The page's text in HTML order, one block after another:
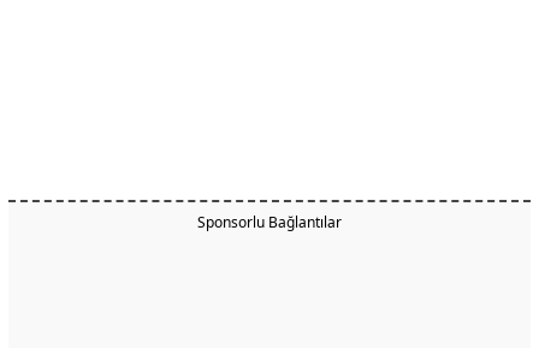
Sponsorlu Bağlantılar